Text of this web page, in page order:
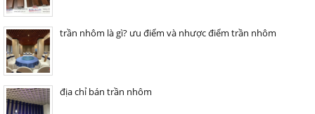
trần nhôm là gì? ưu điểm và nhược điểm trần nhôm
địa chỉ bán trần nhôm